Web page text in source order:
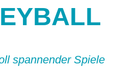
spannender Spiele